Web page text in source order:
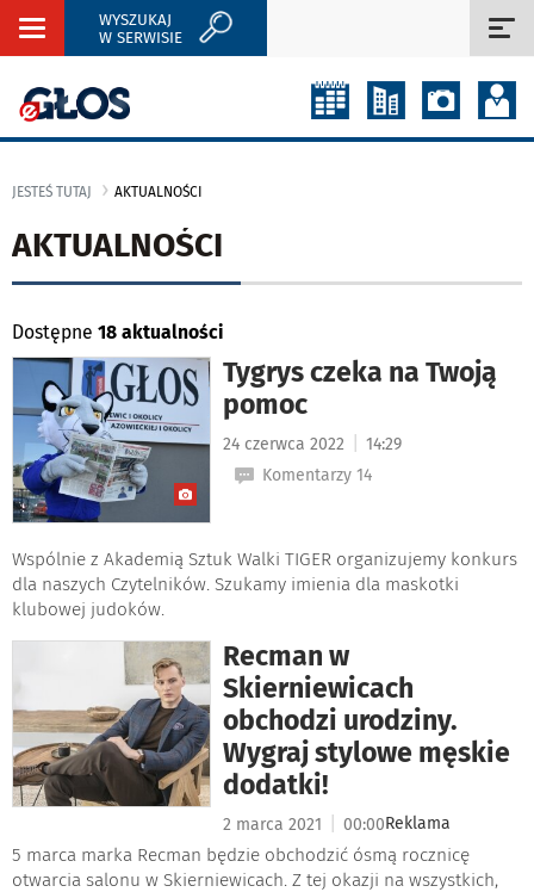
Rozwiń
WYSZUKAJ
W SERWISIE
JESTEŚ TUTAJ AKTUALNOŚCI
AKTUALNOŚCI
Dostępne 18 aktualności
Tygrys czeka na Twoją
pomoc
24 czerwca 2022
14:29
Komentarzy 14
Wspólnie z Akademią Sztuk Walki TIGER organizujemy konkurs
dla naszych Czytelników. Szukamy imienia dla maskotki
klubowej judoków.
Recman w
Skierniewicach
obchodzi urodziny.
Wygraj stylowe męskie
dodatki!
2 marca 2021 00:00Reklama
5 marca marka Recman będzie obchodzić ósmą rocznicę
otwarcia salonu w Skierniewicach. Z tej okazji na wszystkich,